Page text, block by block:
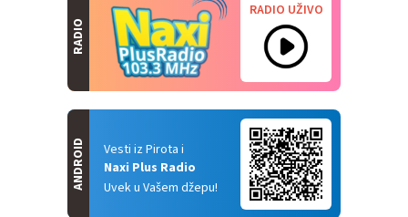
RADIO
RADIO UŽIVO
Vesti iz Pirota i
Naxi Plus Radio
Uvek u Vašem džepu!
ANDROID